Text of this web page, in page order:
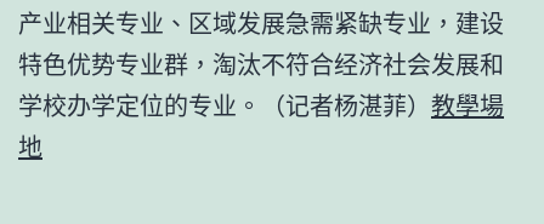
产业相关专业、区域发展急需紧缺专业，建设
特色优势专业群，淘汰不符合经济社会发展和
学校办学定位的专业。（记者杨湛菲） 教學場
地